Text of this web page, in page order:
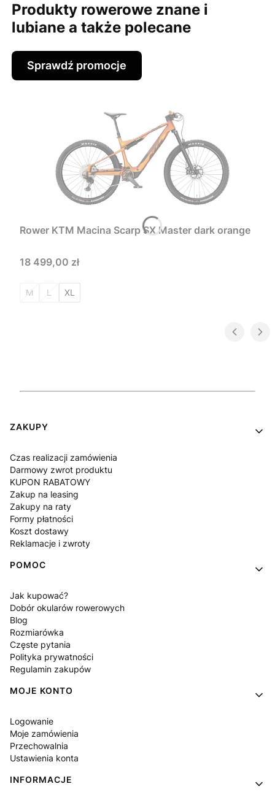
Produkty rowerowe znane i
lubiane a także polecane
Sprawdź promocje
Rower KTM Macina Scarp SX Master dark orange
Cena
18 499,00 zł
M L XL
Linki w stopce
ZAKUPY
Czas realizacji zamówienia
Darmowy zwrot produktu
KUPON RABATOWY
Zakup na leasing
Zakupy na raty
Formy płatności
Koszt dostawy
Reklamacje i zwroty
POMOC
Jak kupować?
Dobór okularów rowerowych
Blog
Rozmiarówka
Częste pytania
Polityka prywatności
Regulamin zakupów
MOJE KONTO
Logowanie
Moje zamówienia
Przechowalnia
Ustawienia konta
INFORMACJE